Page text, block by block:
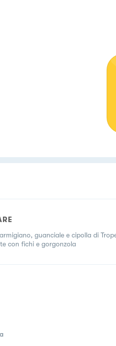
guanciale e cipolla di
con fichi e gorgonzola